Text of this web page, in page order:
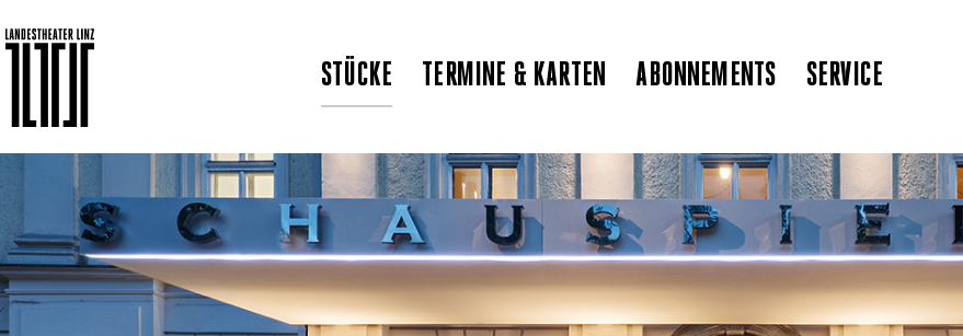
STÜCKE TERMINE & KARTEN ABONNEMENTS SERVICE